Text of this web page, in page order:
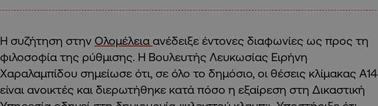
Η συζήτηση στην Ολομέλεια ανέδειξε έντονες διαφωνίες ως προς τη
φιλοσοφία της ρύθμισης. Η Βουλευτής Λευκωσίας Ειρήνη
Χαραλαμπίδου σημείωσε ότι, σε όλο το δημόσιο, οι θέσεις κλίμακας Α14
είναι ανοικτές και διερωτήθηκε κατά πόσο η εξαίρεση στη Δικαστική